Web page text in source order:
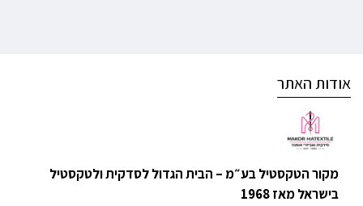
אודות האתר
מקור הטקסטיל בע״מ – הבית הגדול לסדקית ולטקסטיל
בישראל מאז 1968